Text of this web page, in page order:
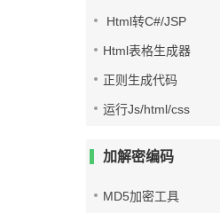
Html转C#/JSP
Html表格生成器
正则生成代码
运行Js/html/css
加解密编码
MD5加密工具